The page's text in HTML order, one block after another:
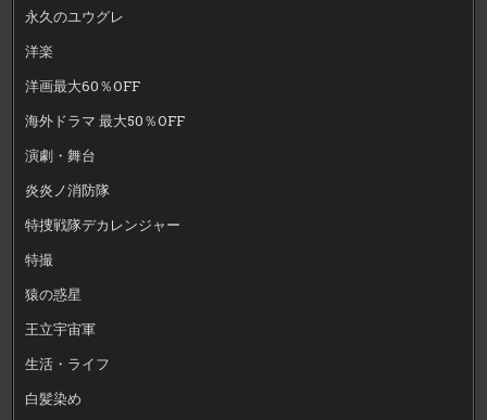
永久のユウグレ
洋楽
洋画最大60％OFF
海外ドラマ 最大50％OFF
演劇・舞台
炎炎ノ消防隊
特捜戦隊デカレンジャー
特撮
猿の惑星
王立宇宙軍
生活・ライフ
白髪染め